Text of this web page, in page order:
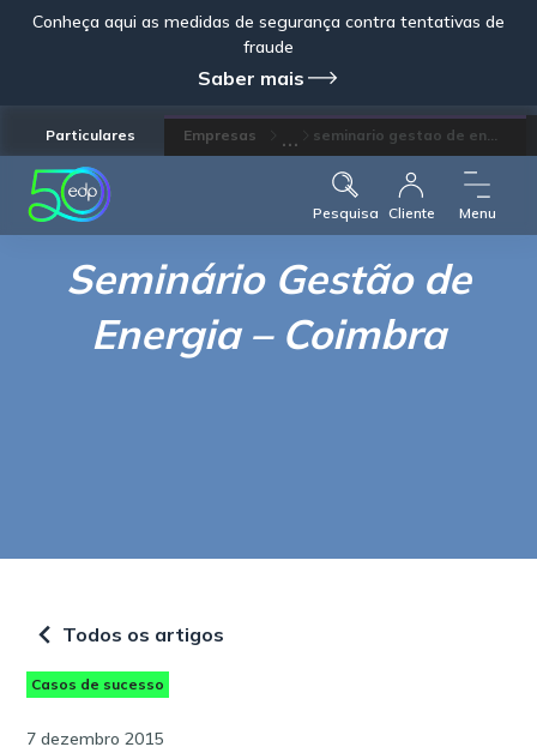
Conheça aqui as medidas de segurança contra tentativas de
fraude
Saber mais
Particulares Empresas ... seminario gestao de en...
Pesquisa Cliente Menu
Seminário Gestão de
Energia – Coimbra
Todos os artigos
Casos de sucesso
7 dezembro 2015